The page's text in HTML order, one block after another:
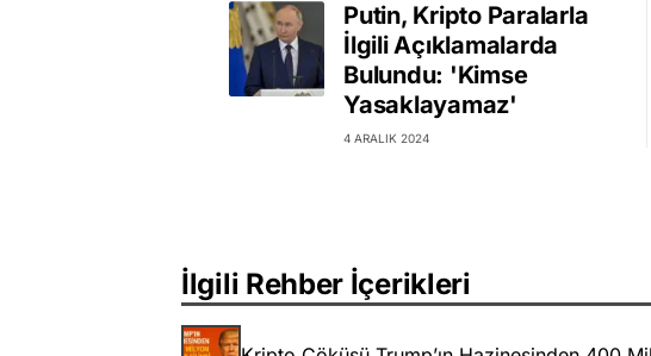
Putin, Kripto Paralarla
İlgili Açıklamalarda
Bulundu: 'Kimse
Yasaklayamaz'
4 ARALIK 2024
İlgili Rehber İçerikleri